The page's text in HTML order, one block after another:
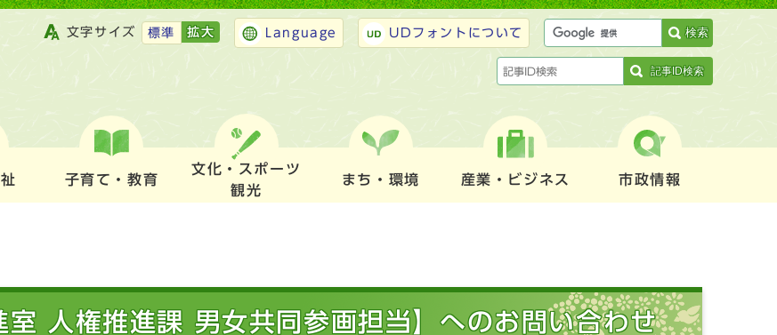
文字サイズ 標準 拡大 Language UDフォントについて 検索
記事ID検索
子育て・教育
文化・スポーツ
観光
まち・環境 産業・ビジネス 市政情報
室 人権推進課 男女共同参画担当】へのお問い合わせ